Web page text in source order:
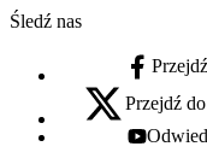
Śledź nas
facebook -
x - otwiera się w
Przejdź
youtube -